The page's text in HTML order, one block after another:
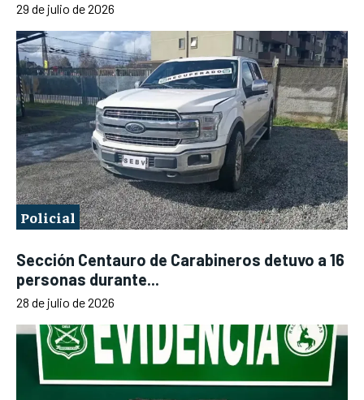
29 de julio de 2026
Policial
Sección Centauro de Carabineros detuvo a 16
personas durante...
28 de julio de 2026